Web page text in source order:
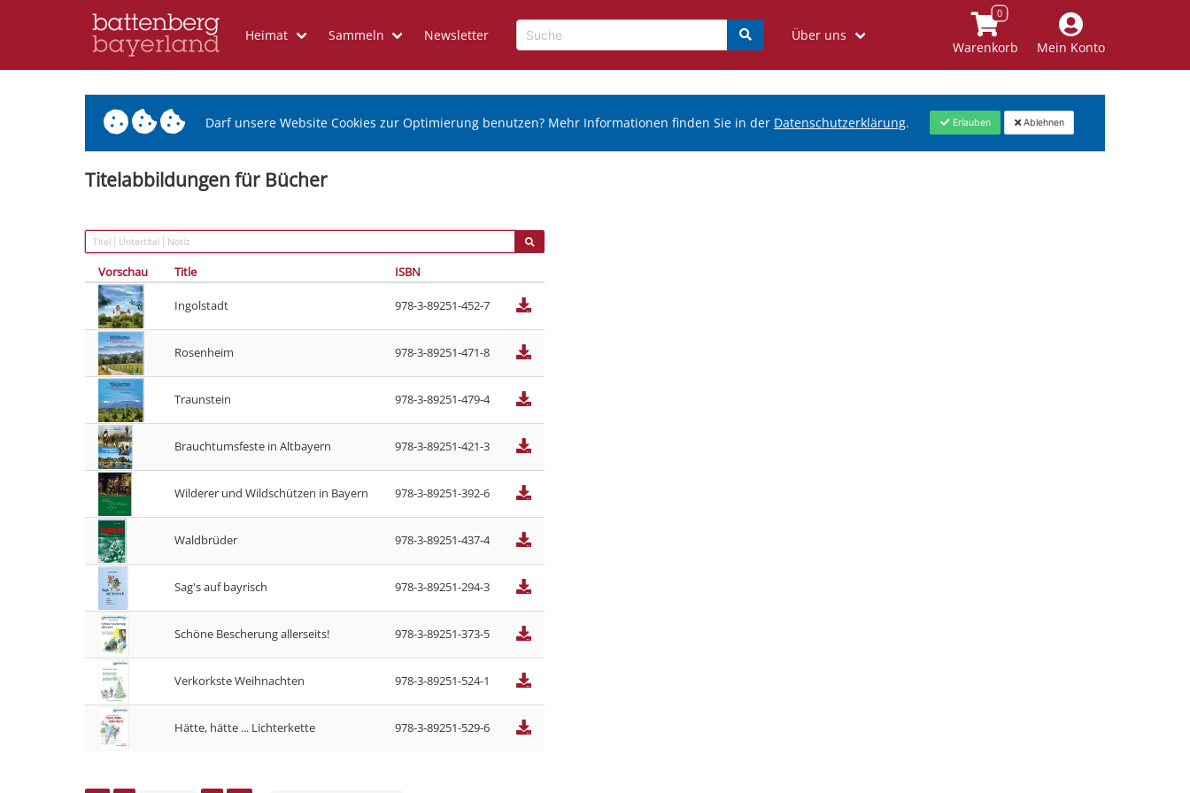
Heimat Sammeln Newsletter Über uns
Warenkorb Mein Konto
Darf unsere Website Cookies zur Optimierung benutzen? Mehr Informationen finden Sie in der Datenschutzerklärung. Erlauben Ablehnen
Titelabbildungen für Bücher
Vorschau Title ISBN
Ingolstadt 978-3-89251-452-7
Rosenheim 978-3-89251-471-8
Traunstein 978-3-89251-479-4
Brauchtumsfeste in Altbayern 978-3-89251-421-3
Wilderer und Wildschützen in Bayern 978-3-89251-392-6
Waldbrüder 978-3-89251-437-4
Sag's auf bayrisch 978-3-89251-294-3
Schöne Bescherung allerseits! 978-3-89251-373-5
Verkorkste Weihnachten 978-3-89251-524-1
Hätte, hätte ... Lichterkette 978-3-89251-529-6